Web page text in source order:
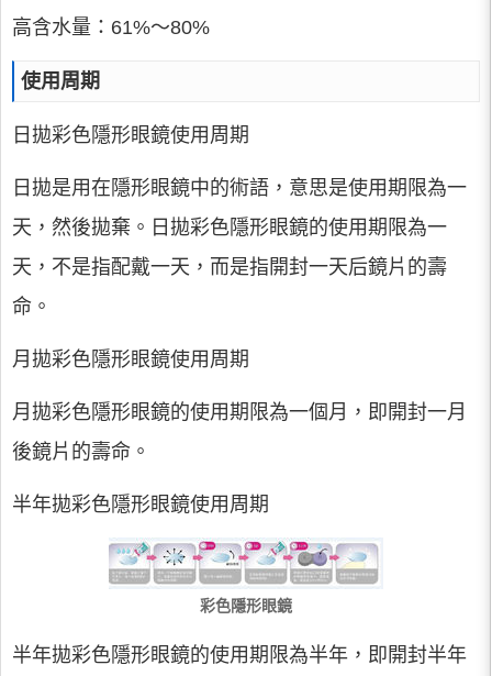
高含水量：61%～80%
使用周期
日拋彩色隱形眼鏡使用周期
日拋是用在隱形眼鏡中的術語，意思是使用期限為一
天，然後拋棄。日拋彩色隱形眼鏡的使用期限為一
天，不是指配戴一天，而是指開封一天后鏡片的壽
命。
月拋彩色隱形眼鏡使用周期
月拋彩色隱形眼鏡的使用期限為一個月，即開封一月
後鏡片的壽命。
半年拋彩色隱形眼鏡使用周期
彩色隱形眼鏡
半年拋彩色隱形眼鏡的使用期限為半年，即開封半年